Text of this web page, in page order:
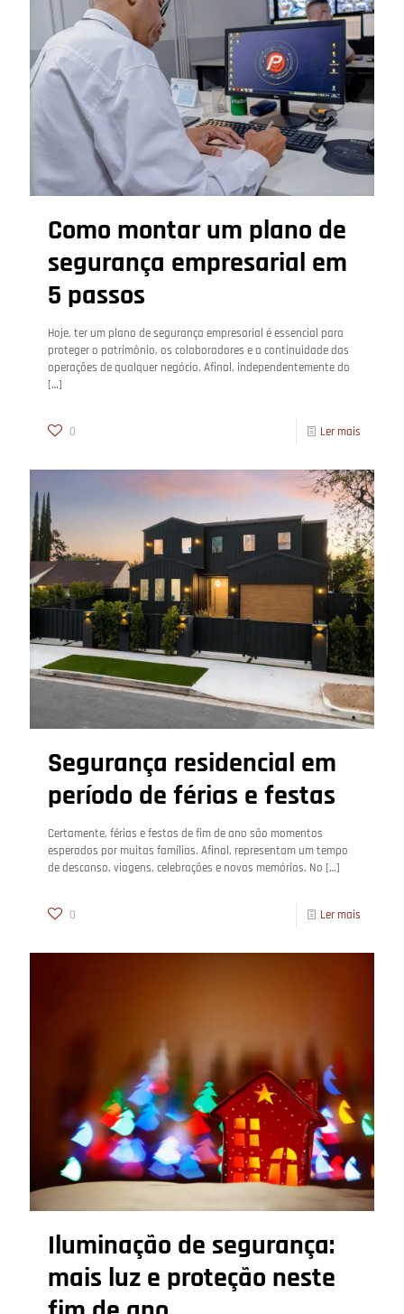
Como montar um plano de
segurança empresarial em
5 passos
Hoje, ter um plano de segurança empresarial é essencial para
proteger o patrimônio, os colaboradores e a continuidade das
operações de qualquer negócio. Afinal, independentemente do
[…]
0 Ler mais
Segurança residencial em
período de férias e festas
Certamente, férias e festas de fim de ano são momentos
esperados por muitas famílias. Afinal, representam um tempo
de descanso, viagens, celebrações e novas memórias. No […]
0 Ler mais
Iluminação de segurança:
mais luz e proteção neste